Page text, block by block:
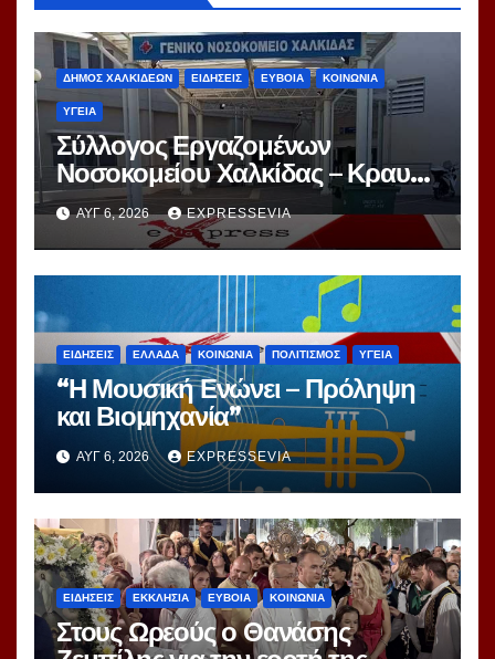
ΔΗΜΟΣ ΧΑΛΚΙΔΕΩΝ ΕΙΔΗΣΕΙΣ ΕΥΒΟΙΑ ΚΟΙΝΩΝΙΑ
ΥΓΕΙΑ
Σύλλογος Εργαζομένων
Νοσοκομείου Χαλκίδας – Κραυγή
Αγωνίας
ΑΥΓ 6, 2026 EXPRESSEVIA
ΕΙΔΗΣΕΙΣ ΕΛΛΑΔΑ ΚΟΙΝΩΝΙΑ ΠΟΛΙΤΙΣΜΟΣ ΥΓΕΙΑ
“Η Μουσική Ενώνει – Πρόληψη
και Βιομηχανία”
ΑΥΓ 6, 2026 EXPRESSEVIA
ΕΙΔΗΣΕΙΣ ΕΚΚΛΗΣΙΑ ΕΥΒΟΙΑ ΚΟΙΝΩΝΙΑ
Στους Ωρεούς ο Θανάσης